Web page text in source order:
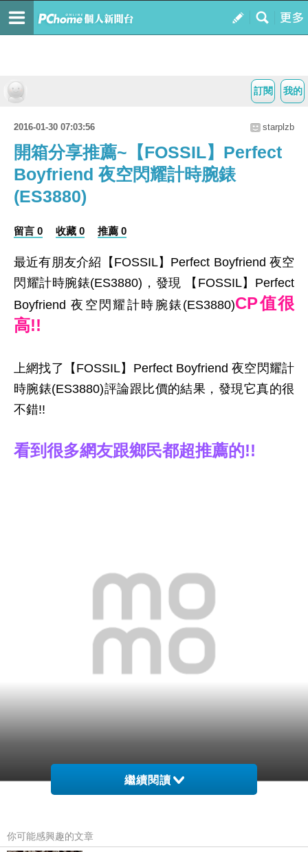
我的
訂閱
2016-01-30 07:03:56 starplzb
開箱分享推薦~【FOSSIL】Perfect
Boyfriend 夜空閃耀計時腕錶
(ES3880)
留言 0 收藏 0 推薦 0
最近有朋友介紹【FOSSIL】Perfect Boyfriend 夜空
閃耀計時腕錶(ES3880)，發現 【FOSSIL】Perfect
Boyfriend 夜空閃耀計時腕錶(ES3880)CP值很
高!!
上網找了【FOSSIL】Perfect Boyfriend 夜空閃耀計
時腕錶(ES3880)評論跟比價的結果，發現它真的很
不錯!!
看到很多網友跟鄉民都超推薦的!!
應該會比較便宜，
繼續閱讀
你可能感興趣的文章